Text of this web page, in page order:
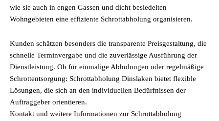
wie sie auch in engen Gassen und dicht besiedelten
Wohngebieten eine effiziente Schrottabholung organisieren.
Kunden schätzen besonders die transparente Preisgestaltung, die
schnelle Terminvergabe und die zuverlässige Ausführung der
Dienstleistung. Ob für einmalige Abholungen oder regelmäßige
Schrottentsorgung: Schrottabholung Dinslaken bietet flexible
Lösungen, die sich an den individuellen Bedürfnissen der
Auftraggeber orientieren.
Kontakt und weitere Informationen zur Schrottabholung